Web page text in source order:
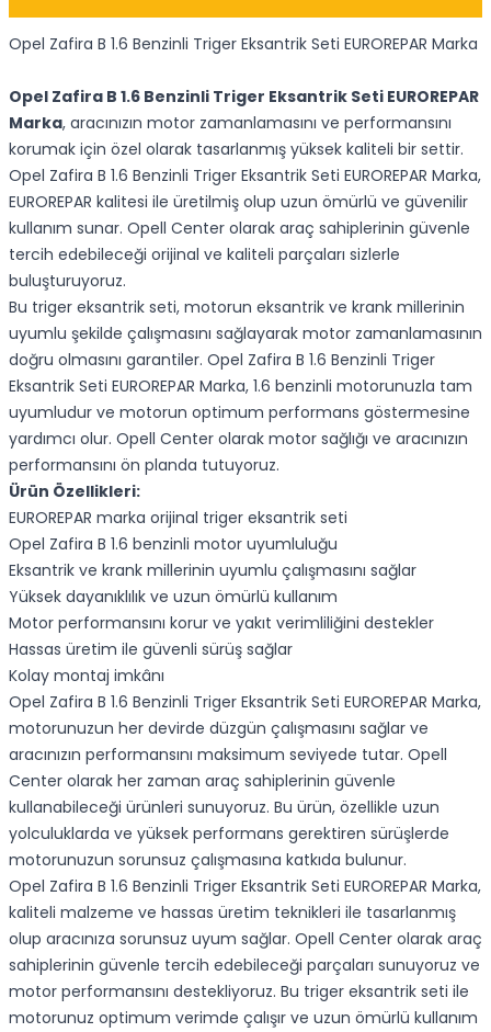
Opel Zafira B 1.6 Benzinli Triger Eksantrik Seti EUROREPAR Marka
Opel Zafira B 1.6 Benzinli Triger Eksantrik Seti EUROREPAR
Marka, aracınızın motor zamanlamasını ve performansını
korumak için özel olarak tasarlanmış yüksek kaliteli bir settir.
Opel Zafira B 1.6 Benzinli Triger Eksantrik Seti EUROREPAR Marka,
EUROREPAR kalitesi ile üretilmiş olup uzun ömürlü ve güvenilir
kullanım sunar. Opell Center olarak araç sahiplerinin güvenle
tercih edebileceği orijinal ve kaliteli parçaları sizlerle
buluşturuyoruz.
Bu triger eksantrik seti, motorun eksantrik ve krank millerinin
uyumlu şekilde çalışmasını sağlayarak motor zamanlamasının
doğru olmasını garantiler. Opel Zafira B 1.6 Benzinli Triger
Eksantrik Seti EUROREPAR Marka, 1.6 benzinli motorunuzla tam
uyumludur ve motorun optimum performans göstermesine
yardımcı olur. Opell Center olarak motor sağlığı ve aracınızın
performansını ön planda tutuyoruz.
Ürün Özellikleri:
EUROREPAR marka orijinal triger eksantrik seti
Opel Zafira B 1.6 benzinli motor uyumluluğu
Eksantrik ve krank millerinin uyumlu çalışmasını sağlar
Yüksek dayanıklılık ve uzun ömürlü kullanım
Motor performansını korur ve yakıt verimliliğini destekler
Hassas üretim ile güvenli sürüş sağlar
Kolay montaj imkânı
Opel Zafira B 1.6 Benzinli Triger Eksantrik Seti EUROREPAR Marka,
motorunuzun her devirde düzgün çalışmasını sağlar ve
aracınızın performansını maksimum seviyede tutar. Opell
Center olarak her zaman araç sahiplerinin güvenle
kullanabileceği ürünleri sunuyoruz. Bu ürün, özellikle uzun
yolculuklarda ve yüksek performans gerektiren sürüşlerde
motorunuzun sorunsuz çalışmasına katkıda bulunur.
Opel Zafira B 1.6 Benzinli Triger Eksantrik Seti EUROREPAR Marka,
kaliteli malzeme ve hassas üretim teknikleri ile tasarlanmış
olup aracınıza sorunsuz uyum sağlar. Opell Center olarak araç
sahiplerinin güvenle tercih edebileceği parçaları sunuyoruz ve
motor performansını destekliyoruz. Bu triger eksantrik seti ile
motorunuz optimum verimde çalışır ve uzun ömürlü kullanım